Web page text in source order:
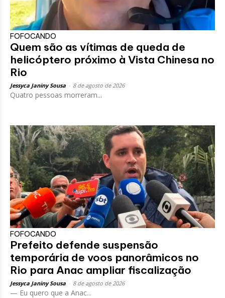
FOFOCANDO
Quem são as vítimas de queda de
helicóptero próximo à Vista Chinesa no
Rio
Jessyca Janiny Sousa 8 de agosto de 2026
Quatro pessoas morreram...
FOFOCANDO
Prefeito defende suspensão
temporária de voos panorâmicos no
Rio para Anac ampliar fiscalização
Jessyca Janiny Sousa 8 de agosto de 2026
— Eu quero que a Anac...